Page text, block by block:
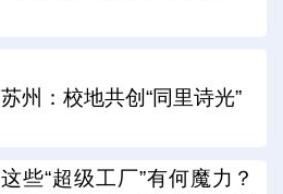
苏州：校地共创“同里诗光”
这些“超级工厂”有何魔力？